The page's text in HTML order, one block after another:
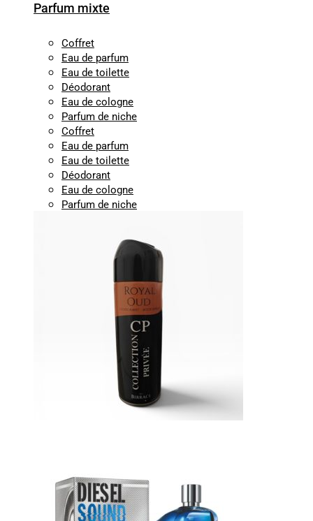
Parfum mixte
Coffret
Eau de parfum
Eau de toilette
Déodorant
Eau de cologne
Parfum de niche
Coffret
Eau de parfum
Eau de toilette
Déodorant
Eau de cologne
Parfum de niche